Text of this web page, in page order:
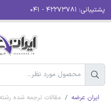
پشتیبانی:
ایران عرضه مقالات ترجمه شده